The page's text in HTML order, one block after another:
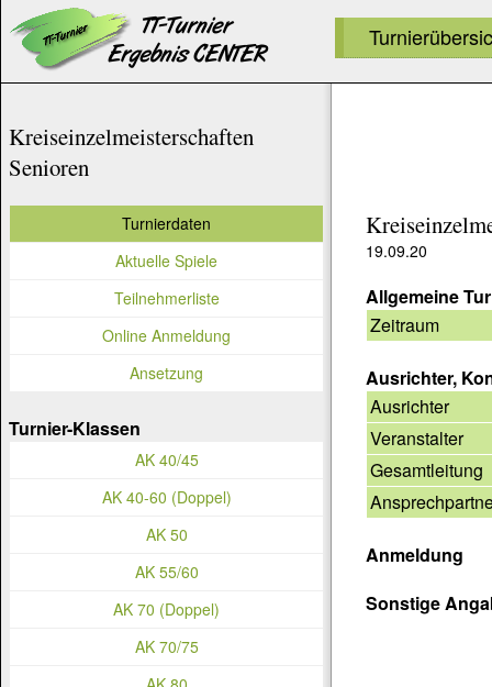
19.09.20
Allgemeine
Zeitraum
Ausrichter,
Ausrichter
Veranstalter
Gesamtleitung
Anmeldung
Sonstige
Kreiseinzelmeisterschaften
Senioren
Turnierdaten
Aktuelle Spiele
Teilnehmerliste
Online Anmeldung
Ansetzung
Turnier-Klassen
AK 40/45
AK 40-60 (Doppel)
AK 50
AK 55/60
AK 70 (Doppel)
AK 70/75